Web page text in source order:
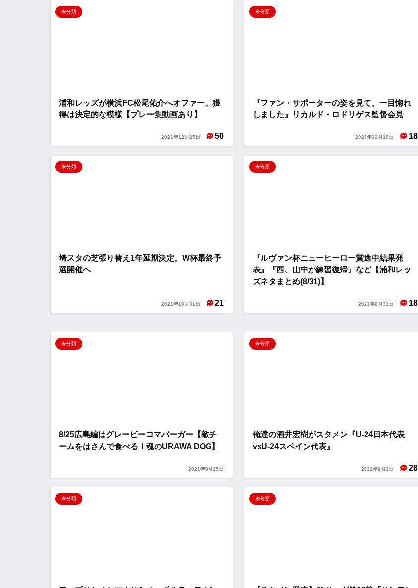
未分類
浦和レッズが横浜FC松尾佑介へオファー。獲
得は決定的な模様【プレー集動画あり】
2021年12月25日 50
未分類
『ファン・サポーターの姿を見て、一目惚れ
しました』リカルド・ロドリゲス監督会見
2021年12月18日 18
未分類
埼スタの芝張り替え1年延期決定。W杯最終予
選開催へ
2021年10月31日 21
未分類
『ルヴァン杯ニューヒーロー賞途中結果発
表』『西、山中が練習復帰』など【浦和レッ
ズネタまとめ(8/31)】
2021年8月31日 18
未分類
8/25広島編はグレービーコマバーガー【敵チ
ームをはさんで食べる！魂のURAWA DOG】
2021年8月25日
未分類
俺達の酒井宏樹がスタメン『U-24日本代表
vsU-24スペイン代表』
2021年8月3日 28
未分類 未分類